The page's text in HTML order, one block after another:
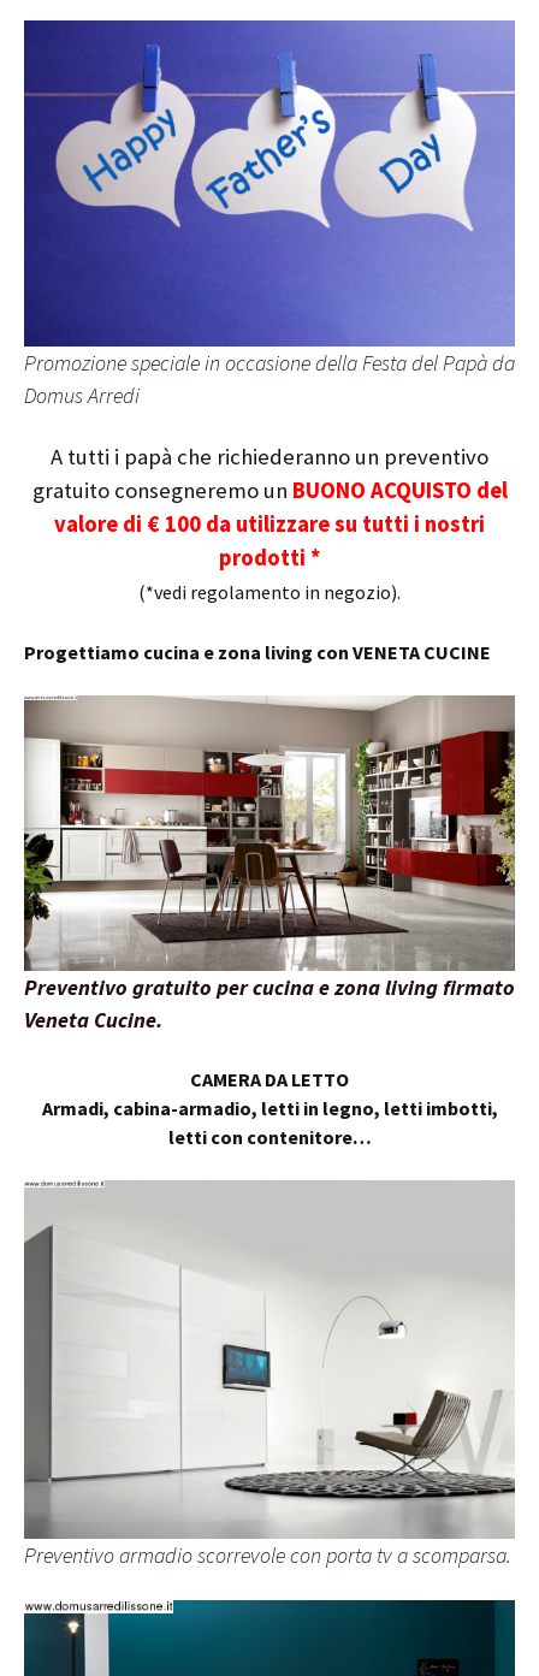
Promozione speciale in occasione della Festa del Papà da
Domus Arredi
A tutti i papà che richiederanno un preventivo
gratuito consegneremo un BUONO ACQUISTO del
valore di € 100 da utilizzare su tutti i nostri
prodotti *
(*vedi regolamento in negozio).
Progettiamo cucina e zona living con VENETA CUCINE
Preventivo gratuito per cucina e zona living firmato
Veneta Cucine.
CAMERA DA LETTO
Armadi, cabina-armadio, letti in legno, letti imbotti,
letti con contenitore…
Preventivo armadio scorrevole con porta tv a scomparsa.